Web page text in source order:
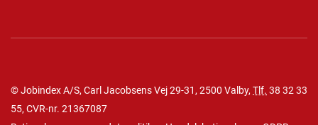
© Jobindex A/S, Carl Jacobsens Vej 29-31, 2500 Valby, Tlf. 38 32 33
55, CVR-nr. 21367087